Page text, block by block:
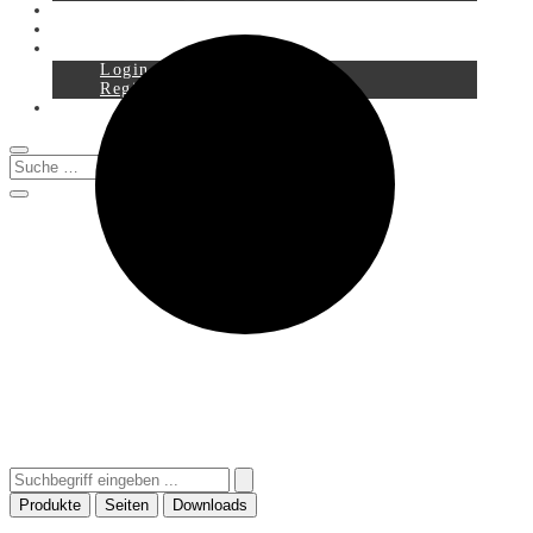
Login
Registration
Produkte Seiten Downloads